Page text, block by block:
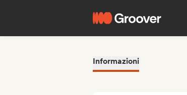
Informazioni